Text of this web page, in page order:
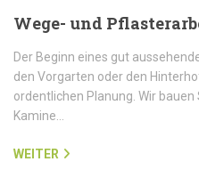
Wege- und
Der Beginn eines gut
den Vorgarten oder den
ordentlichen Planung. Wir
Kamine…
WEITER